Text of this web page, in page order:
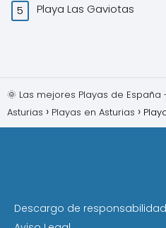
Playa Las Gaviotas
🌞 Las mejores Playas de
Asturias
Playas en Asturias
Descargo de responsabilidad